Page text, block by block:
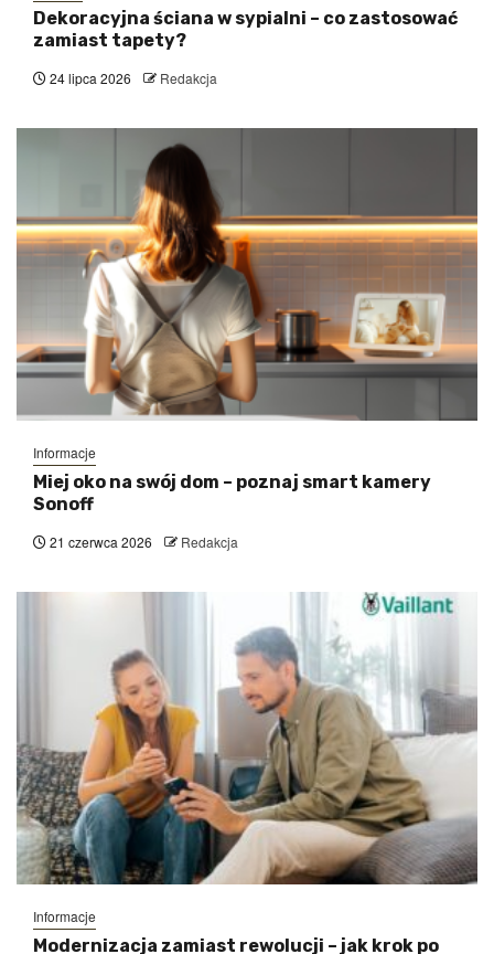
Dekoracyjna ściana w sypialni – co zastosować
zamiast tapety?
24 lipca 2026 Redakcja
Informacje
Miej oko na swój dom – poznaj smart kamery
Sonoff
21 czerwca 2026 Redakcja
Informacje
Modernizacja zamiast rewolucji – jak krok po